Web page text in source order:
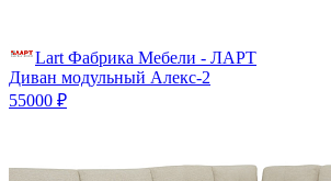
Lart Фабрика Мебели - ЛАРТ
Диван модульный Алекс-2
55000 ₽